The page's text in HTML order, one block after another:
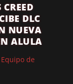
CREED
DLC
NUEVA
ALULA
Equipo de